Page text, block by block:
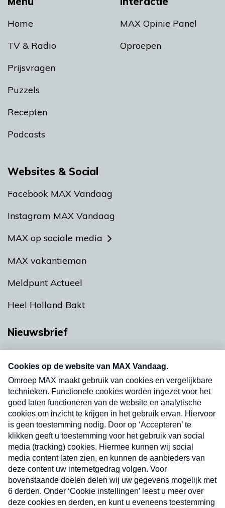
Home
TV & Radio
Prijsvragen
Puzzels
Recepten
Podcasts
MAX Opinie Panel
Oproepen
Websites & Social
Facebook MAX Vandaag
Instagram MAX Vandaag
MAX op sociale media
MAX vakantieman
Meldpunt Actueel
Heel Holland Bakt
Nieuwsbrief
nieuwsbrief. Elke vrijdag- en dinsdagochtend in
uw mailbox.
Verzend
Nieuwsbrief